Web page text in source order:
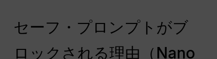
セーフ・プロンプトがブ
ロックされる理由（Nano